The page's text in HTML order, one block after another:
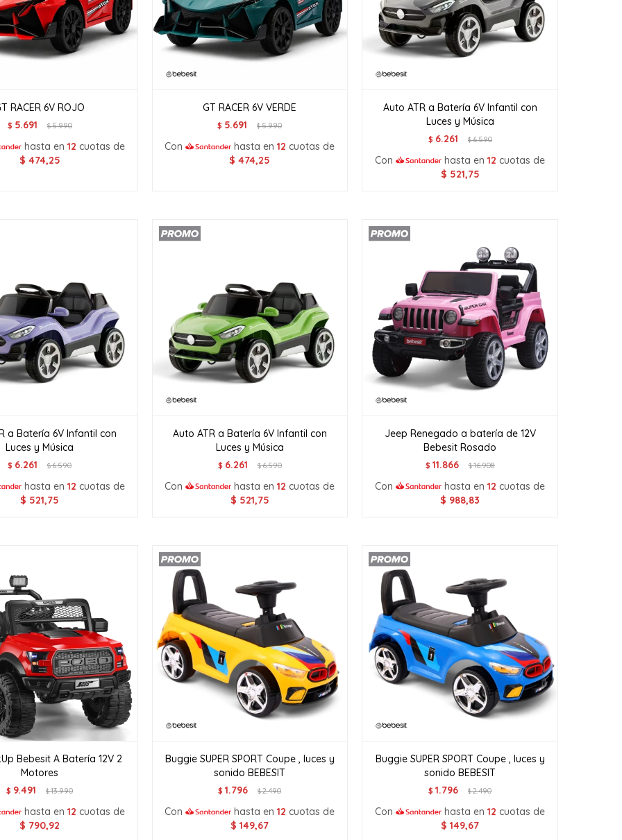
RACER 6V ROJO
$ 5.691 $5.990
hasta en 12 cuotas de
$ 474,25
GT RACER 6V VERDE
$ 5.691 $5.990
Con hasta en12 cuotas de
$ 474,25
Auto ATR a Batería 6V Infantil con
Luces y Música
$ 6.261 $6.590
Con hasta en12 cuotas de
$ 521,75
a Batería 6V Infantil con
Luces y Música
$ 6.261 $6.590
hasta en 12 cuotas de
$ 521,75
Auto ATR a Batería 6V Infantil con
Luces y Música
$ 6.261 $6.590
Con hasta en12 cuotas de
$ 521,75
Jeep Renegado a batería de 12V
Bebesit Rosado
$ 11.866 $16.908
Con hasta en12 cuotas de
$ 988,83
Bebesit A Batería 12V 2
Motores
$ 9.491 $13.990
hasta en 12 cuotas de
$ 790,92
Buggie SUPER SPORT Coupe , luces y
sonido BEBESIT
$ 1.796 $2.490
Con hasta en12 cuotas de
$ 149,67
Buggie SUPER SPORT Coupe , luces y
sonido BEBESIT
$ 1.796 $2.490
Con hasta en12 cuotas de
$ 149,67